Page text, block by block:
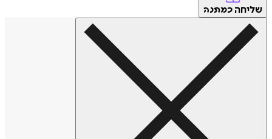
שליחה כמתנה